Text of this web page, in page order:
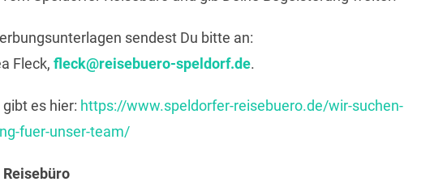
sendest Du bitte an:
Fleck, fleck@reisebuero-speldorf.de.
es hier: https://www.speldorfer-reisebuero.de/wir-suchen-
fuer-unser-team/